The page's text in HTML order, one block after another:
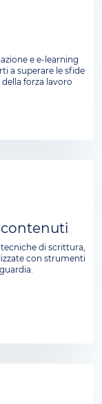
e e-learning
a superare le sfide
forza lavoro
contenuti
di scrittura,
con strumenti